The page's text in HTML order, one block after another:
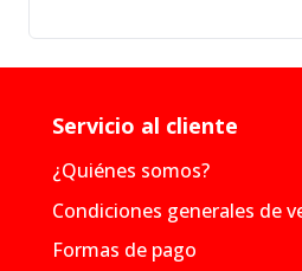
Servicio al cliente
¿Quiénes somos?
Condiciones generales de
Formas de pago